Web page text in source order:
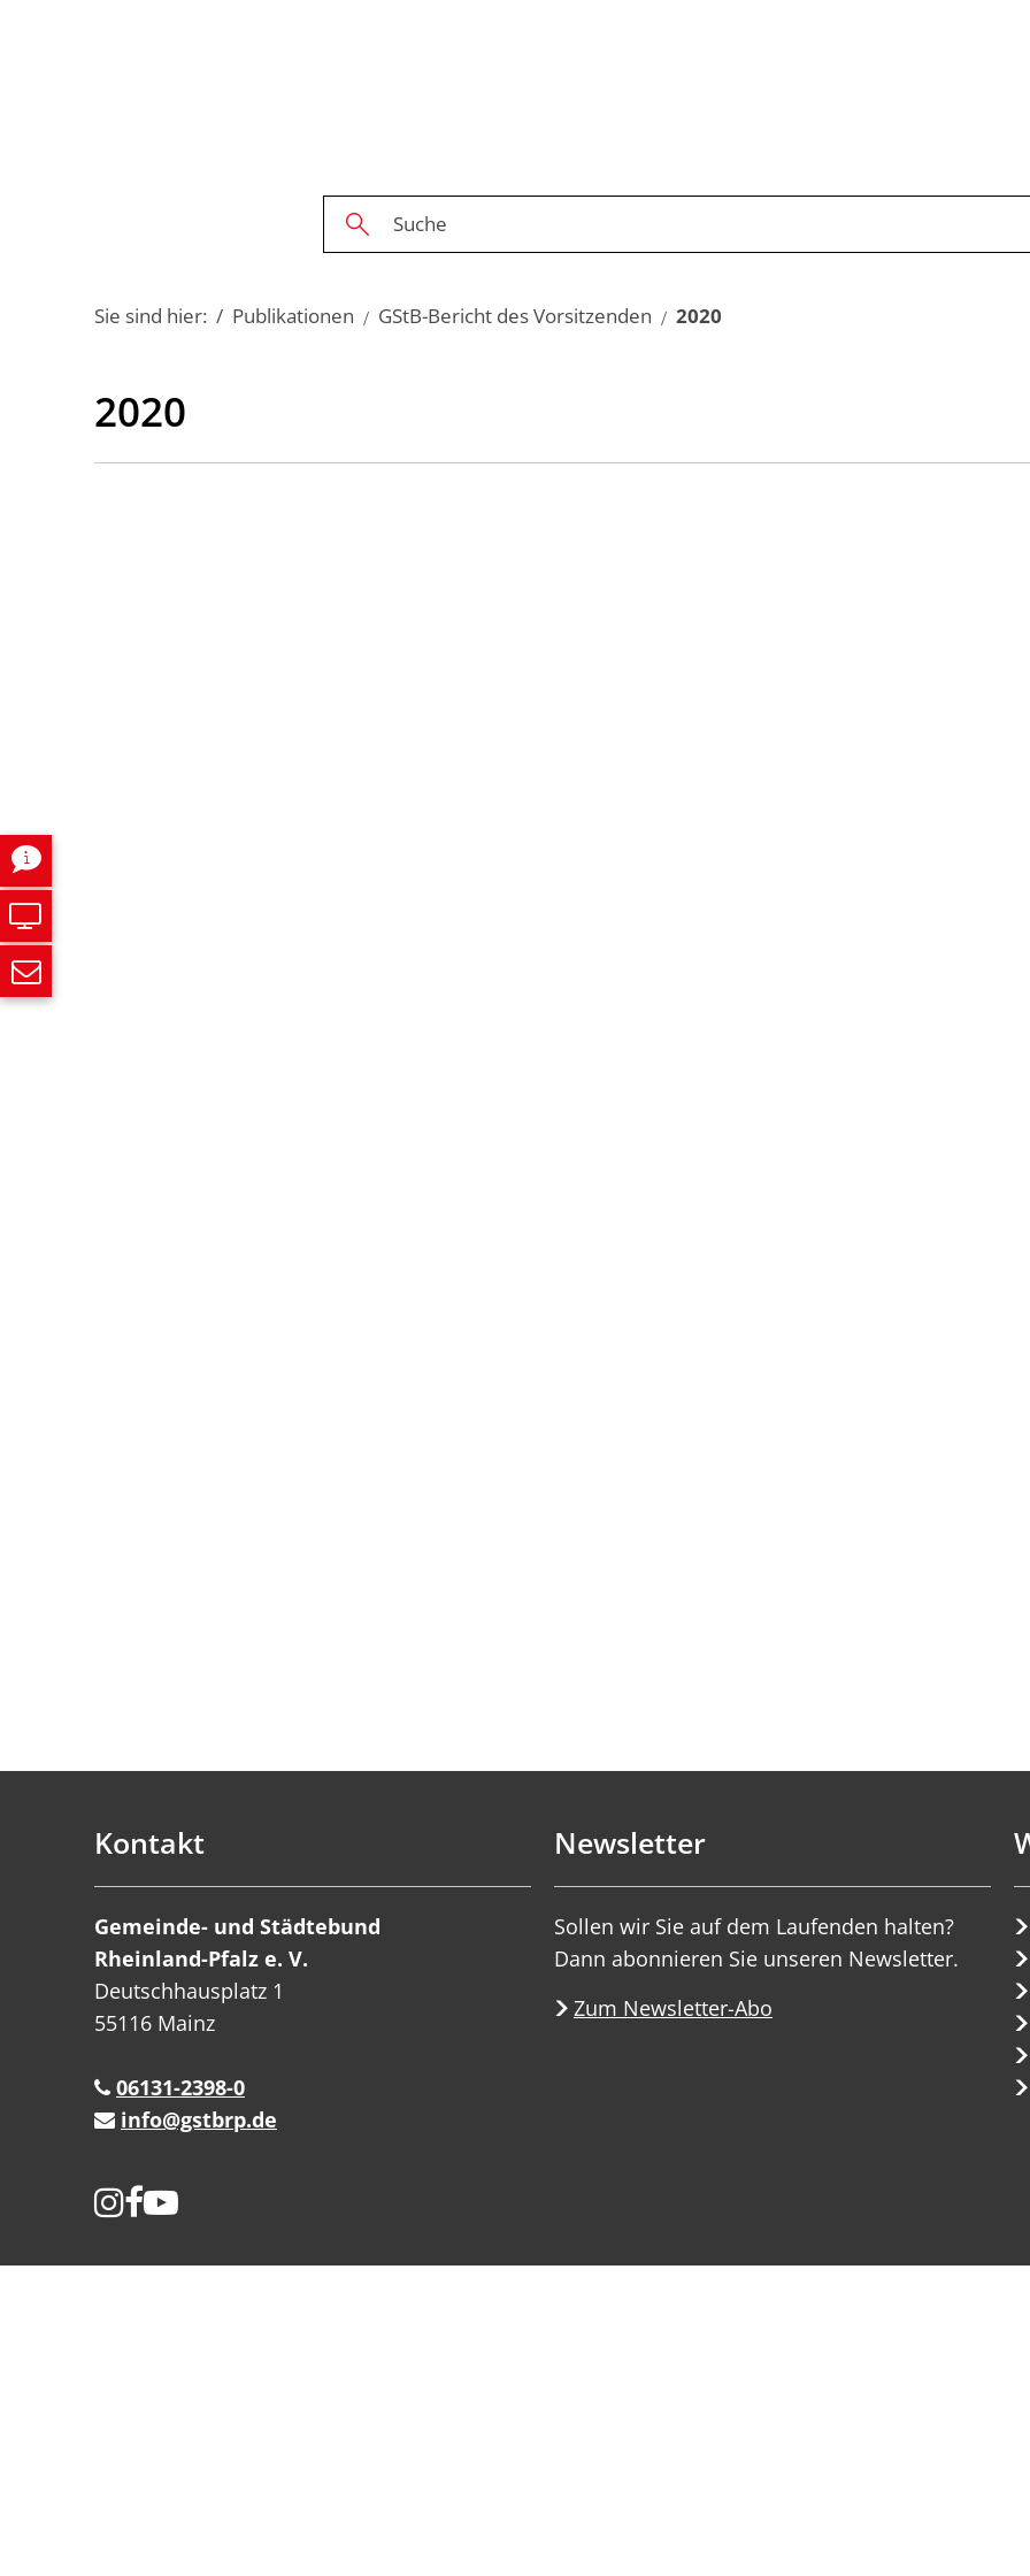
Sie sind hier: Publikationen GStB-Bericht des Vorsitzenden 2020
2020
Kontakt
Gemeinde- und Städtebund
Rheinland-Pfalz e. V.
Deutschhausplatz 1
55116 Mainz
06131-2398-0
info@gstbrp.de
Newsletter
Sollen wir Sie auf dem Laufenden halten?
Dann abonnieren Sie unseren Newsletter.
Zum Newsletter-Abo